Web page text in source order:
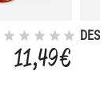
11,49 €